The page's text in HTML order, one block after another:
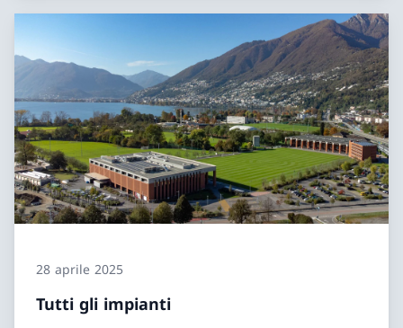
28 aprile 2025
Tutti gli impianti